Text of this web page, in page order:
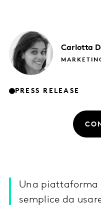
Carlotta
PRESS RELEASE
Una piattaforma
semplice da